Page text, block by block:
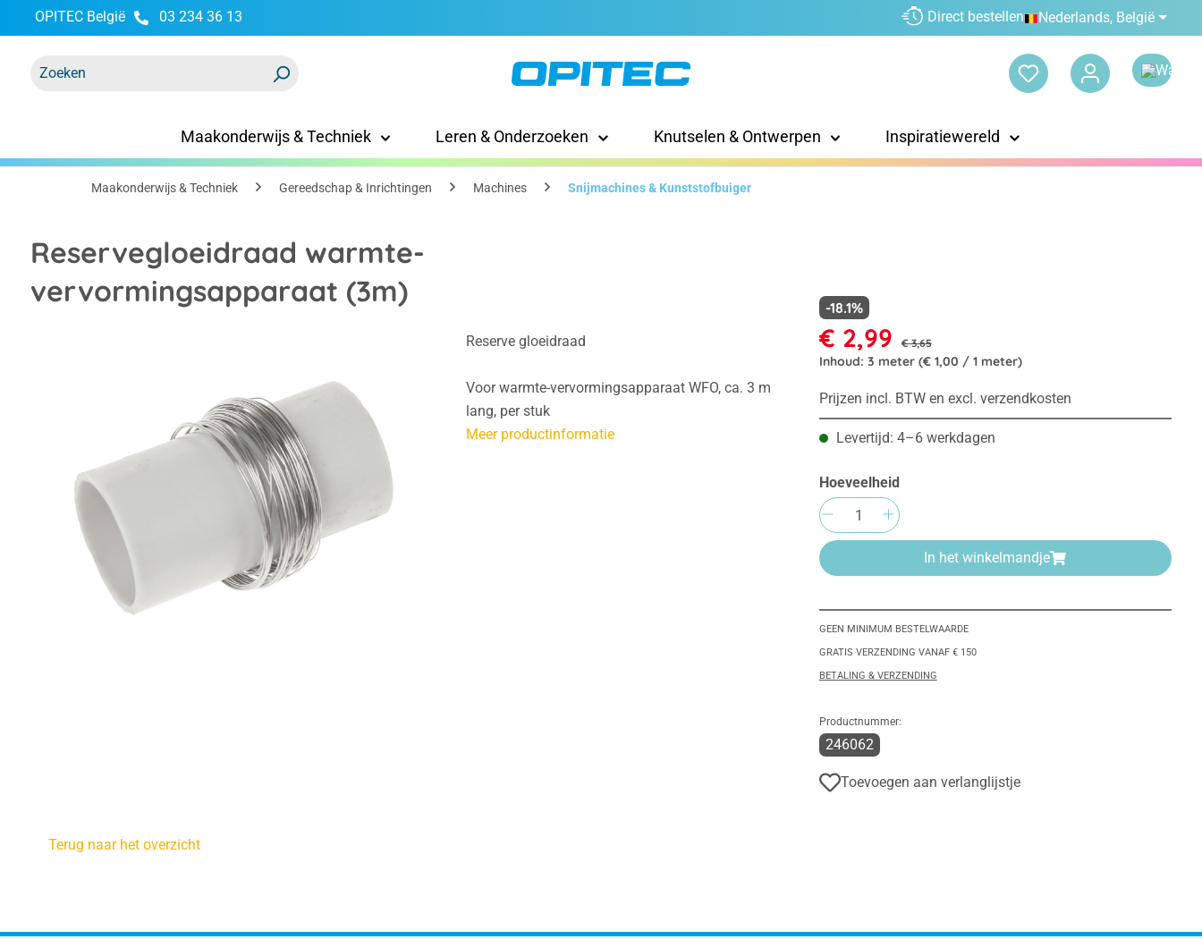
Ga naar de hoofdnavigatie
OPITEC België 03 234 36 13 Direct bestellen Nederlands, België
Maakonderwijs & Techniek Leren & Onderzoeken Knutselen & Ontwerpen Inspiratiewereld
Maakonderwijs & Techniek Gereedschap & Inrichtingen Machines Snijmachines & Kunststofbuiger
Reservegloeidraad warmte-
vervormingsapparaat (3m)
Reserve gloeidraad
Voor warmte-vervormingsapparaat WFO, ca. 3 m
lang, per stuk
Meer productinformatie
€ 2,99 € 3,65
-18.1%
Inhoud: 3 meter (€ 1,00 / 1 meter)
Prijzen incl. BTW en excl. verzendkosten
Levertijd: 4–6 werkdagen
Hoeveelheid
Producthoeveelheid: Voer de
In het winkelmandje
GEEN MINIMUM BESTELWAARDE
GRATIS VERZENDING VANAF € 150
BETALING & VERZENDING
Productnummer:
246062
Toevoegen aan verlanglijstje
Terug naar het overzicht